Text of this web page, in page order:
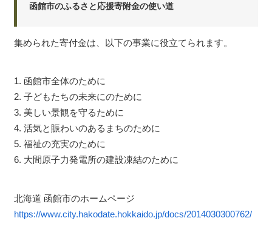
函館市のふるさと応援寄附金の使い道
集められた寄付金は、以下の事業に役立てられます。
1. 函館市全体のために
2. 子どもたちの未来にのために
3. 美しい景観を守るために
4. 活気と賑わいのあるまちのために
5. 福祉の充実のために
6. 大間原子力発電所の建設凍結のために
北海道 函館市のホームページ
https://www.city.hakodate.hokkaido.jp/docs/2014030300762/